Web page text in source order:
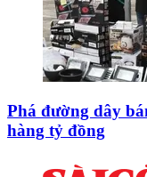
Phá đường dây
hàng tỷ đồng